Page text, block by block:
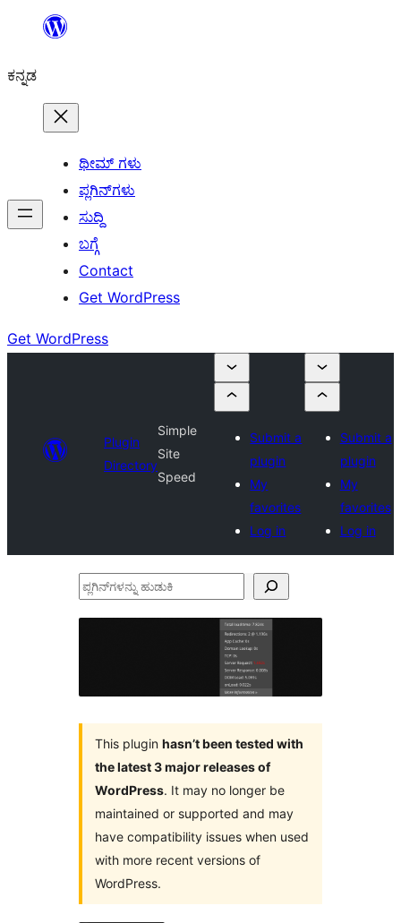
ವಿಷಯಕ್ಕೆ
ಕನ್ನಡ
ಥೀಮ್ ಗಳು
ಪ್ಲಗಿನ್‌ಗಳು
ಸುದ್ದಿ
ಬಗ್ಗೆ
Contact
Get WordPress
Get WordPress
Plugin
Directory
Simple
Site
Speed
Submit a
plugin
My
favorites
Log in
Submit a
plugin
My
favorites
Log in
ಪ್ಲಗಿನ್‌ಗಳನ್ನು
This plugin hasn’t been tested with
the latest 3 major releases of
WordPress. It may no longer be
maintained or supported and may
have compatibility issues when used
with more recent versions of
WordPress.